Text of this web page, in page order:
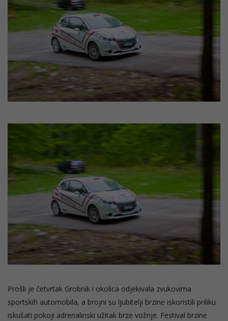
Prošli je četvrtak Grobnik i okolica odjekivala zvukovima
sportskih automobila, a brojni su ljubitelji brzine iskoristili priliku
iskušati pokoji adrenalinski užitak brze vožnje. Festival brzine